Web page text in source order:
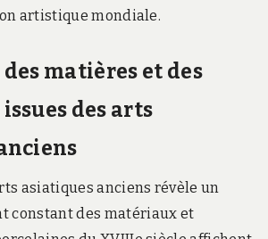
artistique mondiale.
matières et des
des arts
asiatiques anciens révèle un
constant des matériaux et